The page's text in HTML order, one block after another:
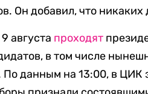
Он добавил, что никаких
августа проходят
в том числе
данным на 13:00, в ЦИК